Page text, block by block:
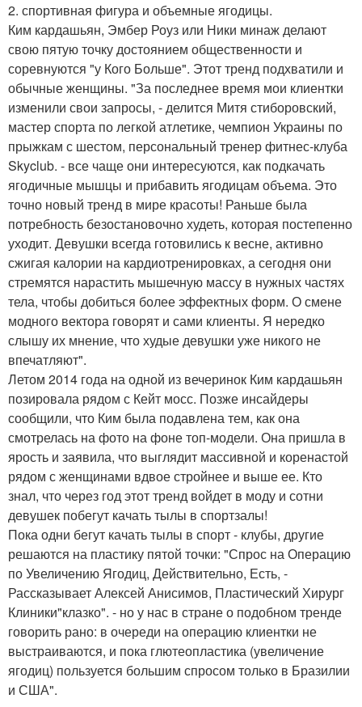
2. спортивная фигура и объемные ягодицы.
Ким кардашьян, Эмбер Роуз или Ники минаж делают
свою пятую точку достоянием общественности и
соревнуются "у Кого Больше". Этот тренд подхватили и
обычные женщины. "За последнее время мои клиентки
изменили свои запросы, - делится Митя стиборовский,
мастер спорта по легкой атлетике, чемпион Украины по
прыжкам с шестом, персональный тренер фитнес-клуба
Skyclub. - все чаще они интересуются, как подкачать
ягодичные мышцы и прибавить ягодицам объема. Это
точно новый тренд в мире красоты! Раньше была
потребность безостановочно худеть, которая постепенно
уходит. Девушки всегда готовились к весне, активно
сжигая калории на кардиотренировках, а сегодня они
стремятся нарастить мышечную массу в нужных частях
тела, чтобы добиться более эффектных форм. О смене
модного вектора говорят и сами клиенты. Я нередко
слышу их мнение, что худые девушки уже никого не
впечатляют".
Летом 2014 года на одной из вечеринок Ким кардашьян
позировала рядом с Кейт мосс. Позже инсайдеры
сообщили, что Ким была подавлена тем, как она
смотрелась на фото на фоне топ-модели. Она пришла в
ярость и заявила, что выглядит массивной и коренастой
рядом с женщинами вдвое стройнее и выше ее. Кто
знал, что через год этот тренд войдет в моду и сотни
девушек побегут качать тылы в спортзалы!
Пока одни бегут качать тылы в спорт - клубы, другие
решаются на пластику пятой точки: "Спрос на Операцию
по Увеличению Ягодиц, Действительно, Есть, -
Рассказывает Алексей Анисимов, Пластический Хирург
Клиники"клазко". - но у нас в стране о подобном тренде
говорить рано: в очереди на операцию клиентки не
выстраиваются, и пока глютеопластика (увеличение
ягодиц) пользуется большим спросом только в Бразилии
и США".